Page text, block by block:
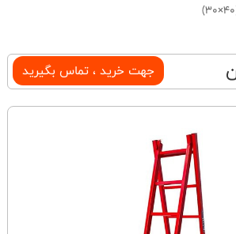
جهت خرید ، تماس بگیرید